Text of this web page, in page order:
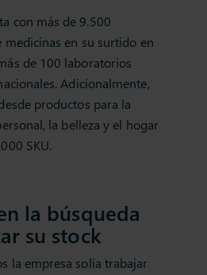
con más de 9.500
en su surtido en
de 100 laboratorios
Adicionalmente,
productos para la
la belleza y el hogar
SKU.
la búsqueda
su stock
la empresa solía trabajar